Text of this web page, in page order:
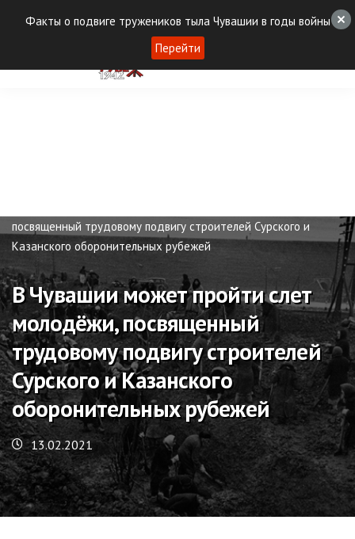
посвященный трудовому подвигу строителей Сурского и
Казанского оборонительных рубежей
В Чувашии может пройти слет
молодёжи, посвященный
трудовому подвигу строителей
Сурского и Казанского
оборонительных рубежей
13.02.2021
Факты о подвиге тружеников тыла Чувашии в годы войны
Перейти